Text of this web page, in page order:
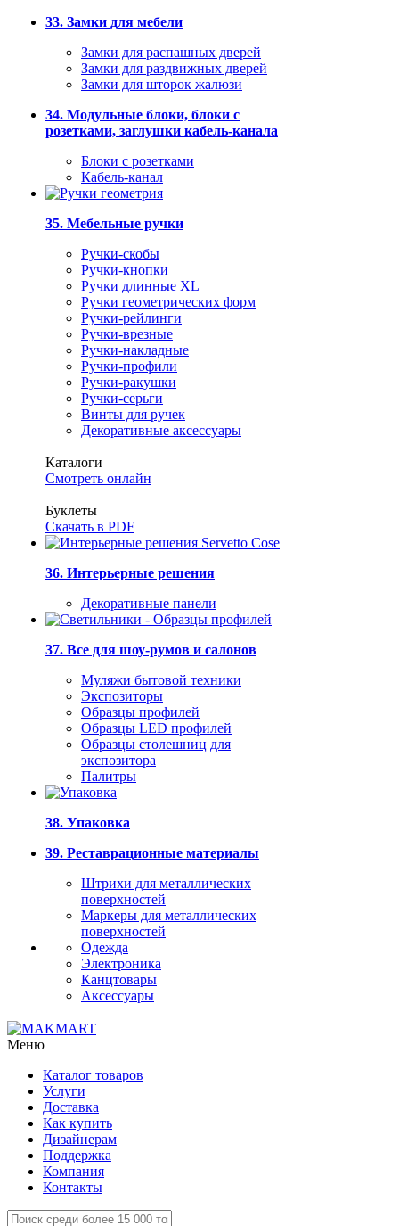
33. Замки для мебели
Замки для распашных дверей
Замки для раздвижных дверей
Замки для шторок жалюзи
34. Модульные блоки, блоки с
розетками, заглушки кабель-канала
Блоки с розетками
Кабель-канал
35. Мебельные ручки
Ручки-скобы
Ручки-кнопки
Ручки длинные XL
Ручки геометрических форм
Ручки-рейлинги
Ручки-врезные
Ручки-накладные
Ручки-профили
Ручки-ракушки
Ручки-серьги
Винты для ручек
Декоративные аксессуары
Каталоги
Смотреть онлайн
Буклеты
Скачать в PDF
36. Интерьерные решения
Декоративные панели
37. Все для шоу-румов и салонов
Муляжи бытовой техники
Экспозиторы
Образцы профилей
Образцы LED профилей
Образцы столешниц для
экспозитора
Палитры
38. Упаковка
39. Реставрационные материалы
Штрихи для металлических
поверхностей
Маркеры для металлических
поверхностей
Одежда
Электроника
Канцтовары
Аксессуары
Меню
Каталог товаров
Услуги
Доставка
Как купить
Дизайнерам
Поддержка
Компания
Контакты